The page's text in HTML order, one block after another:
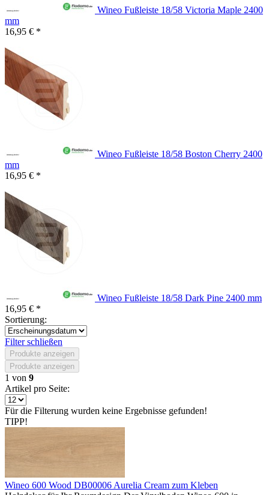
Wineo Fußleiste 18/58 Victoria Maple 2400
mm
16,95 € *
Wineo Fußleiste 18/58 Boston Cherry 2400
mm
16,95 € *
Wineo Fußleiste 18/58 Dark Pine 2400 mm
16,95 € *
Sortierung:
Filter schließen
Produkte anzeigen
Produkte anzeigen
1 von 9
Artikel pro Seite:
Für die Filterung wurden keine Ergebnisse gefunden!
TIPP!
Wineo 600 Wood DB00006 Aurelia Cream zum Kleben